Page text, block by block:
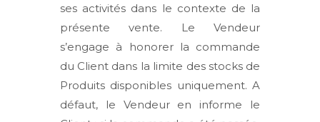
ses activités dans le contexte de la
présente vente. Le Vendeur
s’engage à honorer la commande
du Client dans la limite des stocks de
Produits disponibles uniquement. A
défaut, le Vendeur en informe le